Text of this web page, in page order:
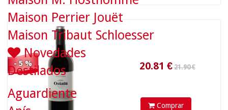
- 5 %
Comprar
Maison Perrier Jouët
Maison Tribaut Schloesser
Novedades
Destilados
Aguardiente